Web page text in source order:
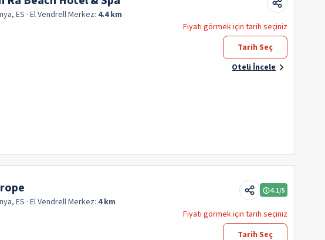
ES · El VendrellMerkez: 4.4 km
Fiyatı görmek için tarih seçiniz
Tarih Seç
Oteli İncele
ES · El VendrellMerkez: 4 km
4.1/5
Fiyatı görmek için tarih seçiniz
Tarih Seç